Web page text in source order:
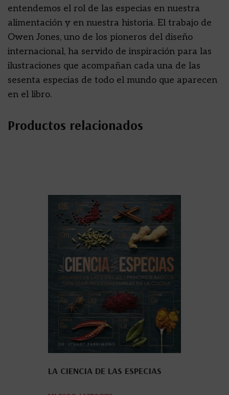
entendemos el rol de las especias en nuestra
alimentación y en nuestra historia. El trabajo de
Owen Jones, uno de los pioneros del diseño
internacional, ha servido de inspiración para las
ilustraciones que acompañan cada una de las
sesenta especias de todo el mundo que aparecen
en el libro.
Productos relacionados
LA CIENCIA DE LAS ESPECIAS